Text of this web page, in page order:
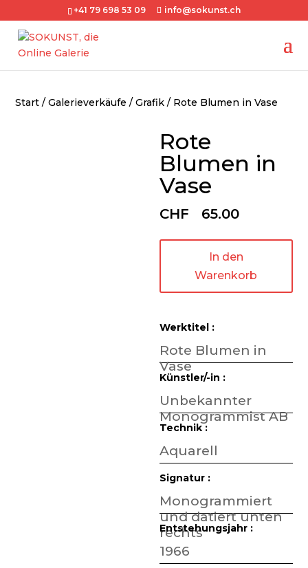
+41 79 698 53 09 info@sokunst.ch
Start /Galerieverkäufe /Grafik / Rote Blumen in Vase
Rote
Blumen in
Vase
CHF 65.00
In den
Warenkorb
Werktitel :
Rote Blumen in
Vase
Künstler/-in :
Unbekannter
Monogrammist AB
Technik :
Aquarell
Signatur :
Monogrammiert
und datiert unten
rechts
Entstehungsjahr :
1966